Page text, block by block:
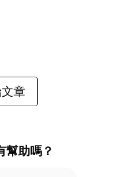
章
幫助嗎？